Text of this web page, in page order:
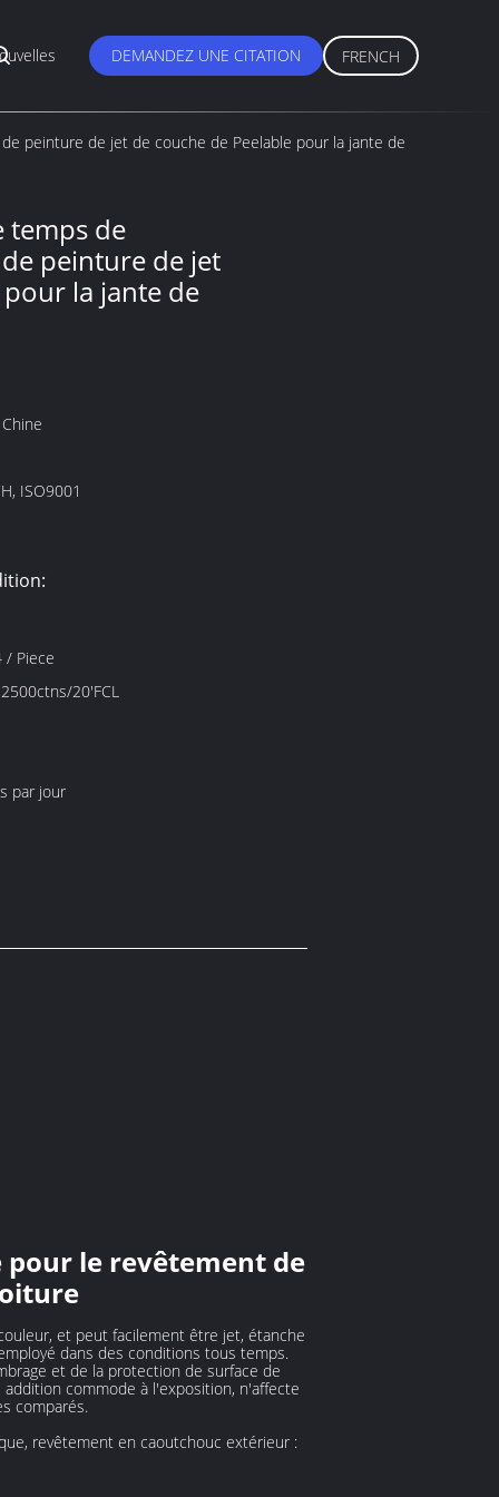
DEMANDEZ UNE CITATION FRENCH
peinture de jet de couche de Peelable pour la jante de
temps de
peinture de jet
la jante de
ISO9001
/ Piece
20'FCL
par jour
le revêtement de
et peut facilement être jet, étanche
dans des conditions tous temps.
et de la protection de surface de
commode à l'exposition, n'affecte
comparés.
revêtement en caoutchouc extérieur :